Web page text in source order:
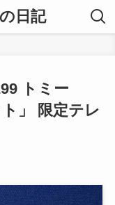
日記
トミー
」 限定テレ